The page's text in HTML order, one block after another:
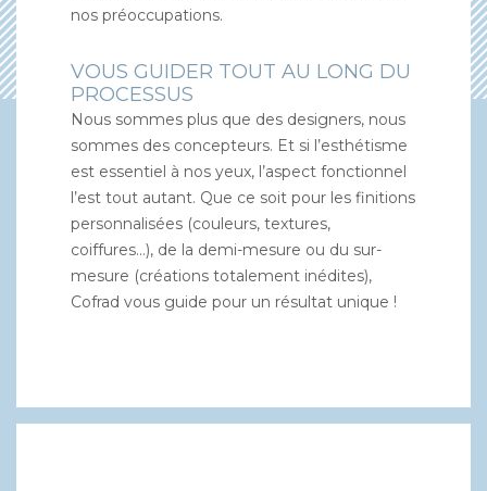
nos préoccupations.
VOUS GUIDER TOUT AU LONG DU
PROCESSUS
Nous sommes plus que des designers, nous
sommes des concepteurs. Et si l’esthétisme
est essentiel à nos yeux, l’aspect fonctionnel
l’est tout autant. Que ce soit pour les finitions
personnalisées (couleurs, textures,
coiffures…), de la demi-mesure ou du sur-
mesure (créations totalement inédites),
Cofrad vous guide pour un résultat unique !